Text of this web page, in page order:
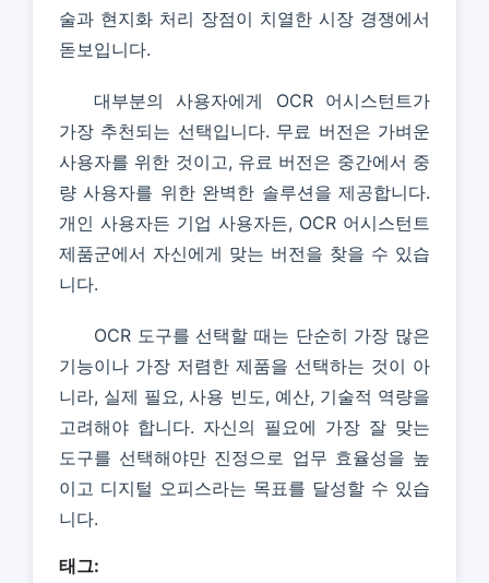
술과 현지화 처리 장점이 치열한 시장 경쟁에서
돋보입니다.
대부분의 사용자에게 OCR 어시스턴트가
가장 추천되는 선택입니다. 무료 버전은 가벼운
사용자를 위한 것이고, 유료 버전은 중간에서 중
량 사용자를 위한 완벽한 솔루션을 제공합니다.
개인 사용자든 기업 사용자든, OCR 어시스턴트
제품군에서 자신에게 맞는 버전을 찾을 수 있습
니다.
OCR 도구를 선택할 때는 단순히 가장 많은
기능이나 가장 저렴한 제품을 선택하는 것이 아
니라, 실제 필요, 사용 빈도, 예산, 기술적 역량을
고려해야 합니다. 자신의 필요에 가장 잘 맞는
도구를 선택해야만 진정으로 업무 효율성을 높
이고 디지털 오피스라는 목표를 달성할 수 있습
니다.
태그: